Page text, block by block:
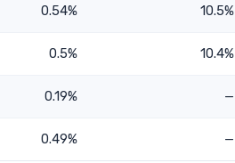
10.5%
0.54%
10.4%
0.5%
—
0.19%
—
0.49%